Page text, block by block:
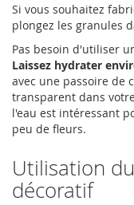
Si vous souhaitez
plongez les granules
Pas besoin d'utiliser
Laissez hydrater
avec une passoire de
transparent dans
l'eau est intéressant
peu de fleurs.
Utilisation
décoratif